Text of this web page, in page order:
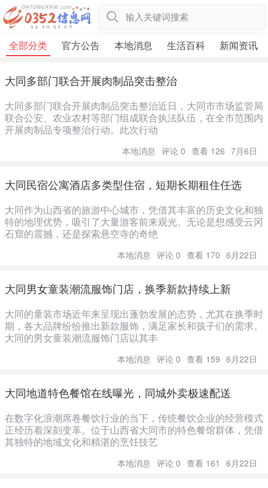
输入关键词搜索
全部分类 官方公告 本地消息 生活百科 新闻资讯
大同多部门联合开展肉制品突击整治
大同多部门联合开展肉制品突击整治近日，大同市市场监管局
联合公安、农业农村等部门组成联合执法队伍，在全市范围内
开展肉制品专项整治行动。此次行动
本地消息 评论 0 查看 126 7月6日
大同民宿公寓酒店多类型住宿，短期长期租住任选
大同作为山西省的旅游中心城市，凭借其丰富的历史文化和独
特的地理优势，吸引了大量游客前来观光。无论是想感受云冈
石窟的震撼，还是探索悬空寺的奇绝
本地消息 评论 0 查看 170 6月22日
大同男女童装潮流服饰门店，换季新款持续上新
大同的童装市场近年来呈现出蓬勃发展的态势，尤其在换季时
期，各大品牌纷纷推出新款服饰，满足家长和孩子们的需求。
大同的男女童装潮流服饰门店以其丰
本地消息 评论 0 查看 159 6月22日
大同地道特色餐馆在线曝光，同城外卖极速配送
在数字化浪潮席卷餐饮行业的当下，传统餐饮企业的经营模式
正经历着深刻变革。位于山西省大同市的特色餐馆群体，凭借
其独特的地域文化和精湛的烹饪技艺
本地消息 评论 0 查看 161 6月22日